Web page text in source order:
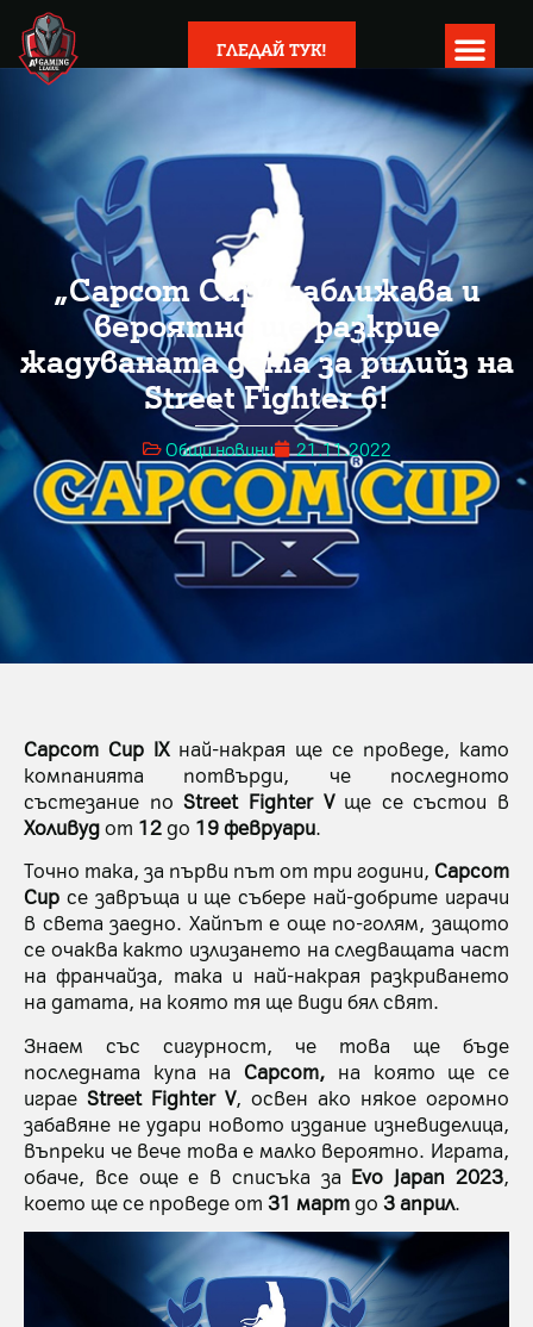
ГЛЕДАЙ ТУК!
„Capcom Cup“ наближава и
вероятно ще разкрие
жадуваната дата за рилийз на
Street Fighter 6!
Общи новини 21.11.2022
Capcom Cup IXнай-накрая ще се проведе, като
компанията потвърди, че последното
състезание поStreet Fighter Vще се състои в
Холивудот 12до 19 февруари.
Точно така, за първи път от три години, Capcom
Cup се завръща и ще събере най-добрите играчи
в света заедно. Хайпът е още по-голям, защото
се очаква както излизането на следващата част
на франчайза, така и най-накрая разкриването
на датата, на която тя ще види бял свят.
Знаем със сигурност, че това ще бъде
последната купа наCapcom, на която ще се
играе Street Fighter V, освен ако някое огромно
забавяне не удари новото издание изневиделица,
въпреки че вече това е малко вероятно. Играта,
обаче, все още е в списъка за Evo Japan 2023,
което ще се проведе от 31 мартдо 3 април.